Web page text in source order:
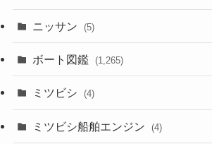
ニッサン (5)
ボート図鑑 (1,265)
ミツビシ (4)
ミツビシ船舶エンジン (4)